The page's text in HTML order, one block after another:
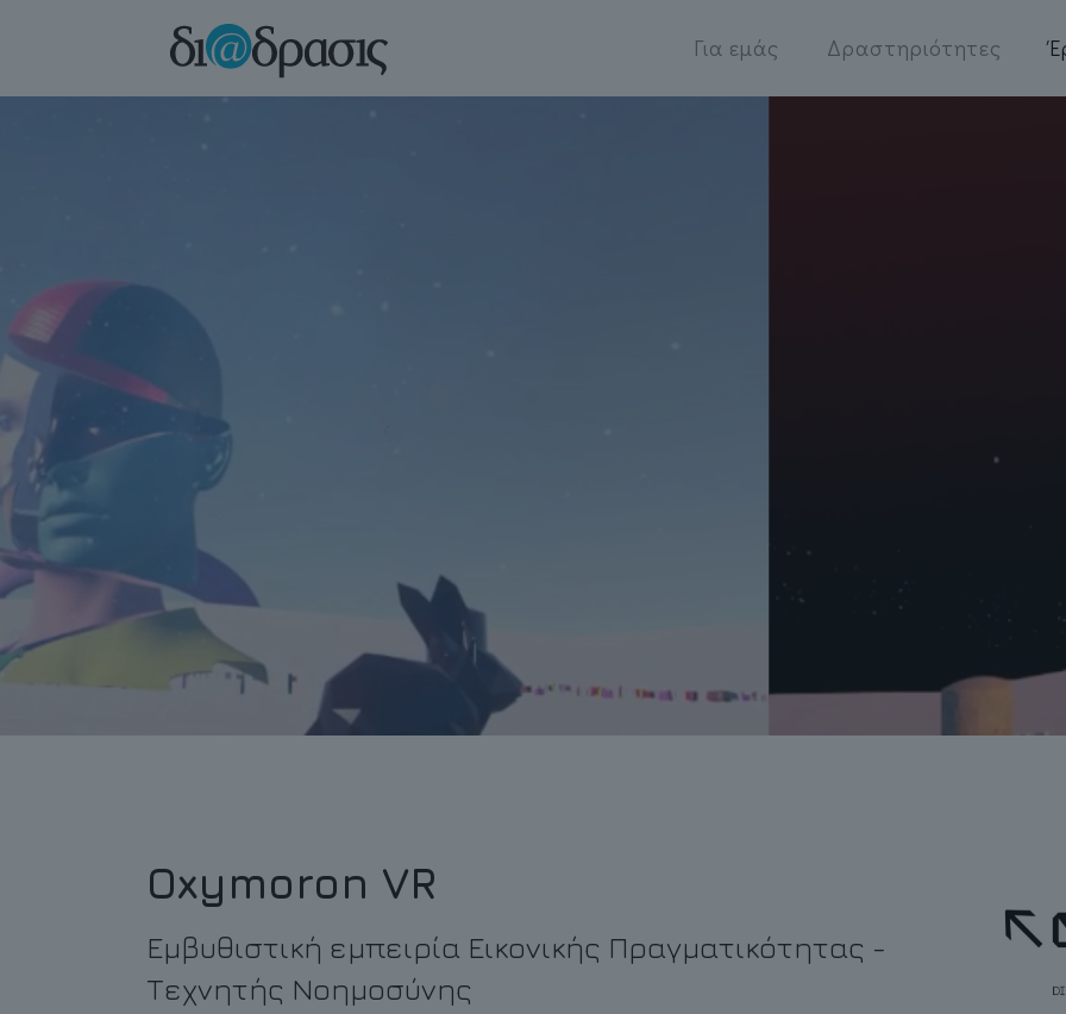
Για εμάς Δραστηριότητες
Oxymoron VR
Εμβυθιστική εμπειρία Εικονικής Πραγματικότητας -
Τεχνητής Νοημοσύνης